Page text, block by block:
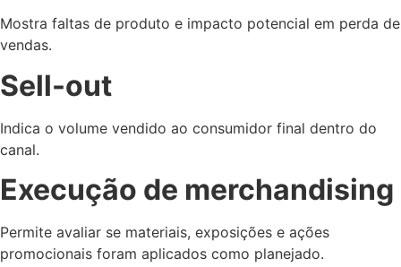
Mostra faltas de produto e impacto potencial em perda de
vendas.
Sell-out
Indica o volume vendido ao consumidor final dentro do
canal.
Execução de merchandising
Permite avaliar se materiais, exposições e ações
promocionais foram aplicados como planejado.